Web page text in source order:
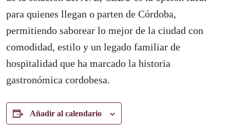
para quienes llegan o parten de Córdoba,
permitiendo saborear lo mejor de la ciudad con
comodidad, estilo y un legado familiar de
hospitalidad que ha marcado la historia
gastronómica cordobesa.
Añadir al calendario